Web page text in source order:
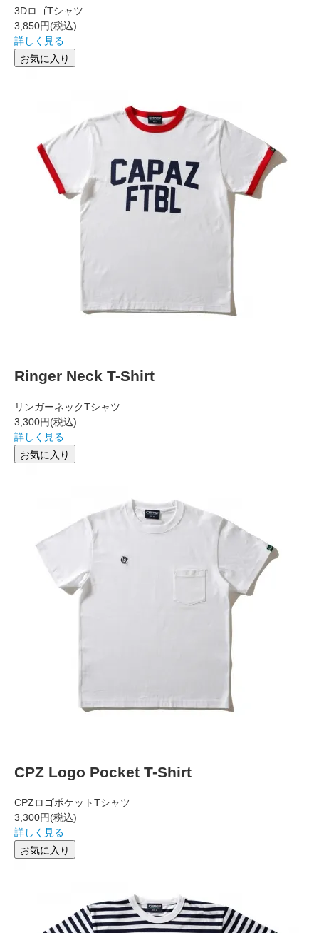
3DロゴTシャツ
3,850円(税込)
詳しく見る
お気に入り
Ringer Neck T-Shirt
リンガーネックTシャツ
3,300円(税込)
詳しく見る
お気に入り
CPZ Logo Pocket T-Shirt
CPZロゴポケットTシャツ
3,300円(税込)
詳しく見る
お気に入り